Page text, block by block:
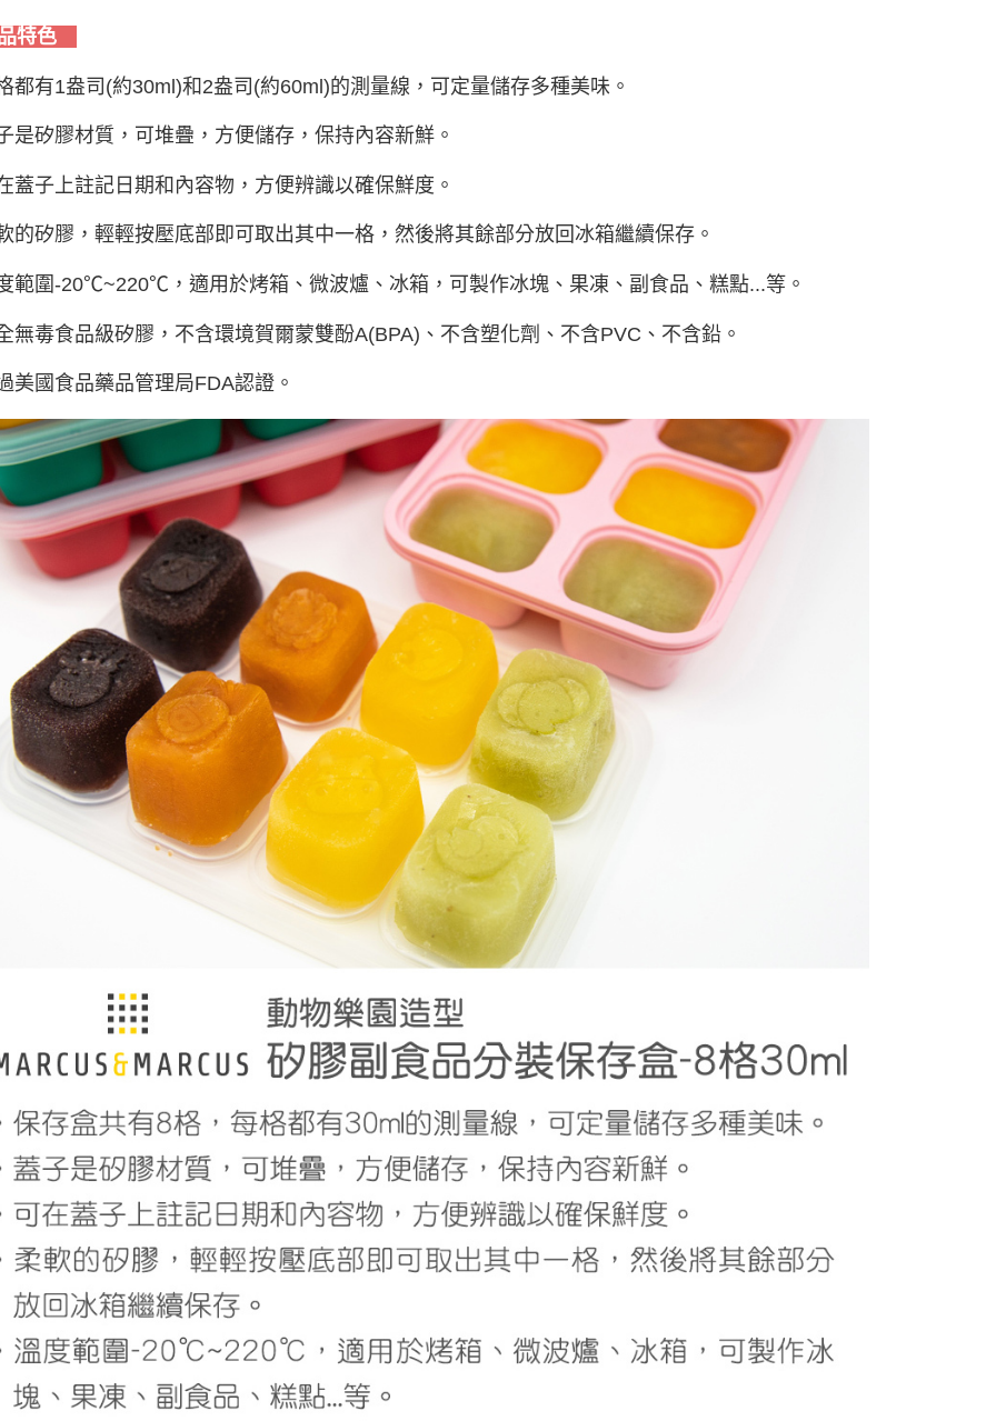
特色
都有1盎司(約30ml)和2盎司(約60ml)的測量線，可定量儲存多種美味。
是矽膠材質，可堆疊，方便儲存，保持內容新鮮。
蓋子上註記日期和內容物，方便辨識以確保鮮度。
的矽膠，輕輕按壓底部即可取出其中一格，然後將其餘部分放回冰箱繼續保存。
範圍-20℃~220℃，適用於烤箱、微波爐、冰箱，可製作冰塊、果凍、副食品、糕點...等。
無毒食品級矽膠，不含環境賀爾蒙雙酚A(BPA)、不含塑化劑、不含PVC、不含鉛。
美國食品藥品管理局FDA認證。